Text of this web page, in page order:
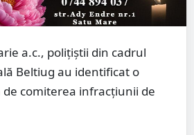
a.c., polițiștii din cadrul
Beltiug au identificat o
comiterea infracțiunii de